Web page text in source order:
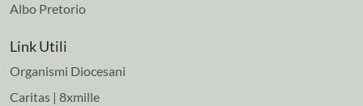
Albo Pretorio
Link Utili
Organismi Diocesani
Caritas | 8xmille